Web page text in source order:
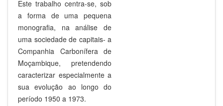
Este trabalho centra-se, sob
a forma de uma pequena
monografia, na análise de
uma sociedade de capitais- a
Companhia Carbonífera de
Moçambique, pretendendo
caracterizar especialmente a
sua evolução ao longo do
período 1950 a 1973.